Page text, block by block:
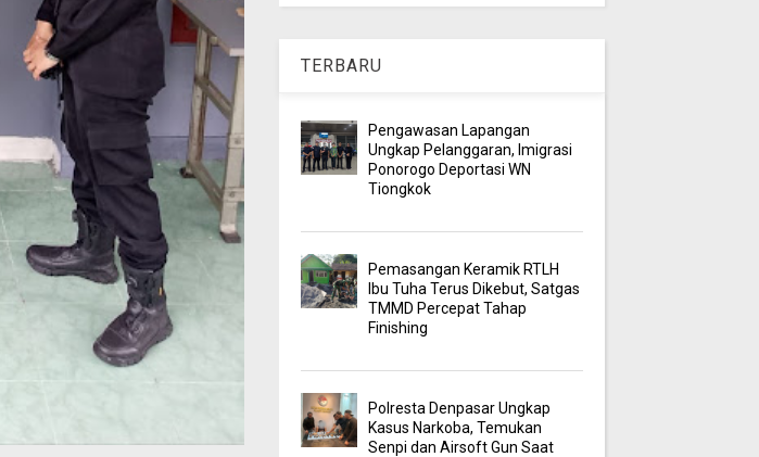
TERBARU
Pengawasan Lapangan
Ungkap Pelanggaran, Imigrasi
Ponorogo Deportasi WN
Tiongkok
Pemasangan Keramik RTLH
Ibu Tuha Terus Dikebut, Satgas
TMMD Percepat Tahap
Finishing
Polresta Denpasar Ungkap
Kasus Narkoba, Temukan
Senpi dan Airsoft Gun Saat